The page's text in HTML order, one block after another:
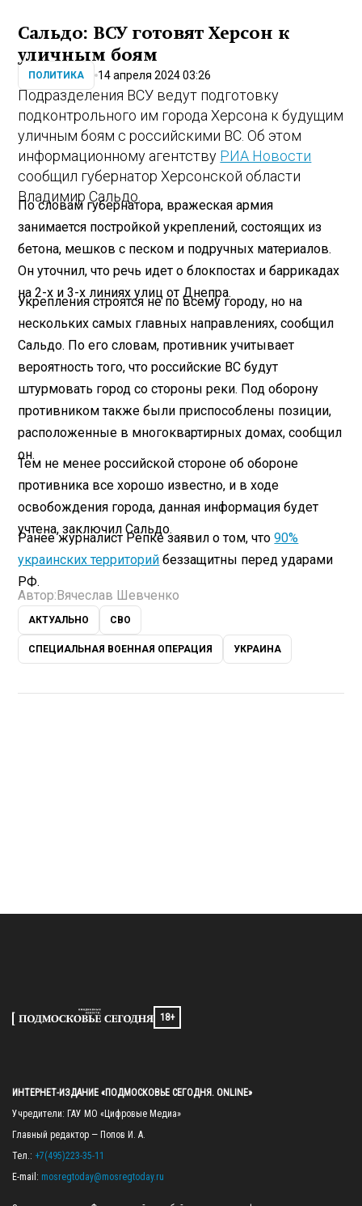
Сальдо: ВСУ готовят Херсон к
уличным боям
ПОЛИТИКА 14 апреля 2024 03:26
Подразделения ВСУ ведут подготовку
подконтрольного им города Херсона к будущим
уличным боям с российскими ВС. Об этом
информационному агентству РИА Новости
сообщил губернатор Херсонской области
Владимир Сальдо.
По словам губернатора, вражеская армия
занимается постройкой укреплений, состоящих из
бетона, мешков с песком и подручных материалов.
Он уточнил, что речь идет о блокпостах и баррикадах
на 2-х и 3-х линиях улиц от Днепра.
Укрепления строятся не по всему городу, но на
нескольких самых главных направлениях, сообщил
Сальдо. По его словам, противник учитывает
вероятность того, что российские ВС будут
штурмовать город со стороны реки. Под оборону
противником также были приспособлены позиции,
расположенные в многоквартирных домах, сообщил
он.
Тем не менее российской стороне об обороне
противника все хорошо известно, и в ходе
освобождения города, данная информация будет
учтена, заключил Сальдо.
Ранее журналист Репке заявил о том, что90%
украинских территорий беззащитны перед ударами
РФ.
Автор:Вячеслав Шевченко
АКТУАЛЬНО СВО
СПЕЦИАЛЬНАЯ ВОЕННАЯ ОПЕРАЦИЯ УКРАИНА
18+
ИНТЕРНЕТ-ИЗДАНИЕ «ПОДМОСКОВЬЕ СЕГОДНЯ. ONLINE»
Учредители: ГАУ МО «Цифровые Медиа»
Главный редактор — Попов И. А.
Тел.: +7(495)223-35-11
E-mail: mosregtoday@mosregtoday.ru